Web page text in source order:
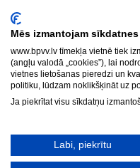
Mēs izmantojam sīkdatnes
www.bpvv.lv tīmekļa vietnē tiek
(angļu valodā „cookies”), lai
vietnes lietošanas pieredzi un
politiku, lūdzam noklikšķināt uz
Ja piekrītat visu sīkdatņu
Labi, piekrītu